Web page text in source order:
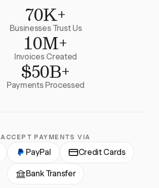
70K+
Businesses Trust Us
10M+
Invoices Created
$50B+
Payments Processed
ACCEPT PAYMENTS VIA
PayPal Credit Cards
Bank Transfer